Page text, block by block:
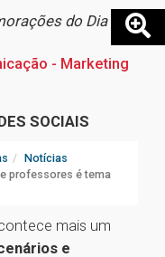
do Dia do
- Marketing
SOCIAIS
Notícias
professores é tema
mais um
e